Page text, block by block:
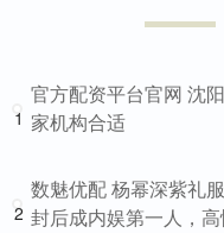
1
官方配资平台官网 沈
家机构合适
2
数魅优配 杨幂深紫礼
封后成内娱第一人，